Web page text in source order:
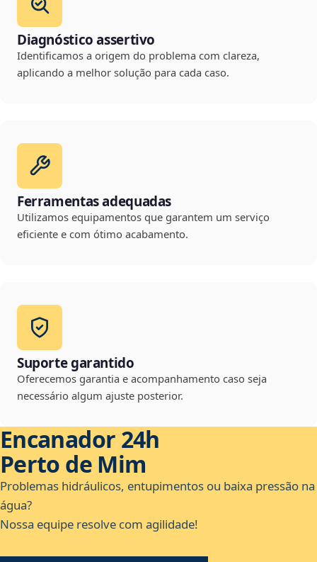
Diagnóstico assertivo
Identificamos a origem do problema com clareza,
aplicando a melhor solução para cada caso.
Ferramentas adequadas
Utilizamos equipamentos que garantem um serviço
eficiente e com ótimo acabamento.
Suporte garantido
Oferecemos garantia e acompanhamento caso seja
necessário algum ajuste posterior.
Encanador 24h
Perto de Mim
Problemas hidráulicos, entupimentos ou baixa pressão na
água?
Nossa equipe resolve com agilidade!